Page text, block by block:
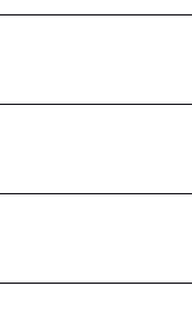
Veneto
Mount
Sabah